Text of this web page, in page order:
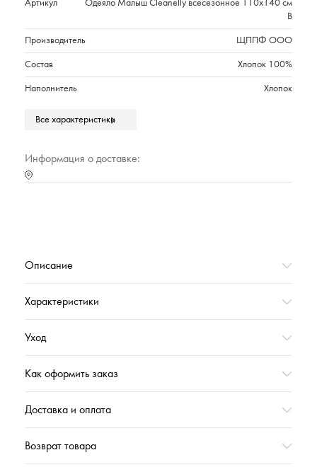
Артикул
Одеяло Малыш Cleanelly всесезонное 110х140 см
В
Производитель ЩППФ ООО
Состав Хлопок 100%
Наполнитель Хлопок
Все характеристики
Информация о доставке:
Описание
Характеристики
Уход
Как оформить заказ
Доставка и оплата
Возврат товара